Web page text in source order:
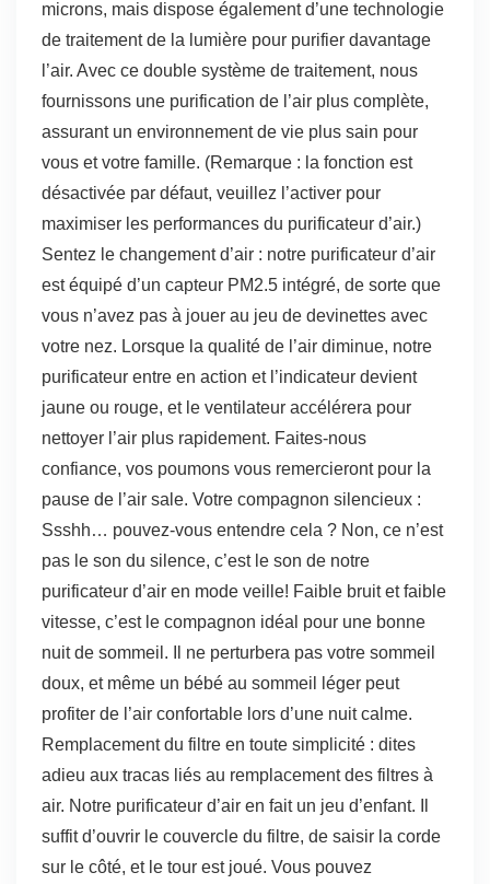
microns, mais dispose également d’une technologie
de traitement de la lumière pour purifier davantage
l’air. Avec ce double système de traitement, nous
fournissons une purification de l’air plus complète,
assurant un environnement de vie plus sain pour
vous et votre famille. (Remarque : la fonction est
désactivée par défaut, veuillez l’activer pour
maximiser les performances du purificateur d’air.)
Sentez le changement d’air : notre purificateur d’air
est équipé d’un capteur PM2.5 intégré, de sorte que
vous n’avez pas à jouer au jeu de devinettes avec
votre nez. Lorsque la qualité de l’air diminue, notre
purificateur entre en action et l’indicateur devient
jaune ou rouge, et le ventilateur accélérera pour
nettoyer l’air plus rapidement. Faites-nous
confiance, vos poumons vous remercieront pour la
pause de l’air sale. Votre compagnon silencieux :
Ssshh… pouvez-vous entendre cela ? Non, ce n’est
pas le son du silence, c’est le son de notre
purificateur d’air en mode veille! Faible bruit et faible
vitesse, c’est le compagnon idéal pour une bonne
nuit de sommeil. Il ne perturbera pas votre sommeil
doux, et même un bébé au sommeil léger peut
profiter de l’air confortable lors d’une nuit calme.
Remplacement du filtre en toute simplicité : dites
adieu aux tracas liés au remplacement des filtres à
air. Notre purificateur d’air en fait un jeu d’enfant. Il
suffit d’ouvrir le couvercle du filtre, de saisir la corde
sur le côté, et le tour est joué. Vous pouvez